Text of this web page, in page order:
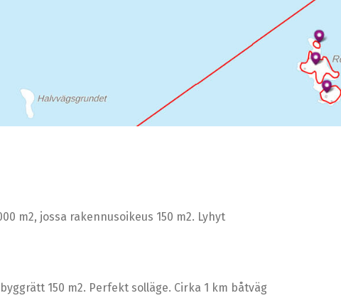
m2, jossa rakennusoikeus 150 m2. Lyhyt
150 m2. Perfekt solläge. Cirka 1 km båtväg